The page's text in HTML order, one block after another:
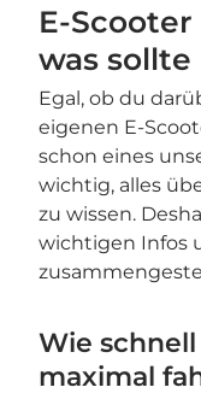
E-
was
Egal, ob du
eigenen E-
schon eines
wichtig, alles
zu wissen.
wichtigen Infos
Wie
maximal